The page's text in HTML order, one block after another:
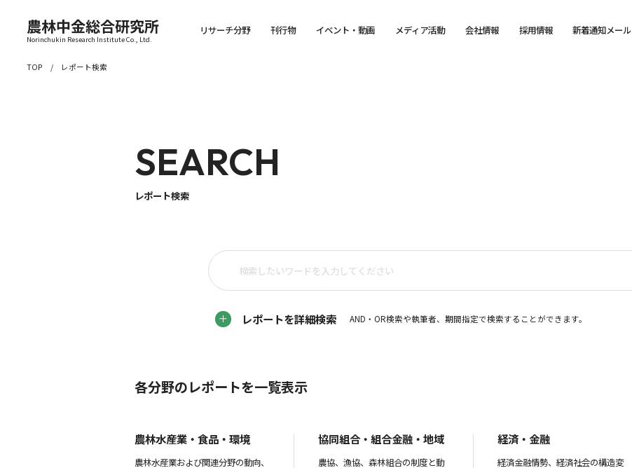
農林中金総合研究所
Norinchukin Research Institute Co., Ltd.
リサーチ分野 刊行物 イベント・動画 メディア活動 会社情報 採用情報 新着通知メール
TOP レポート検索
SEARCH
レポート検索
レポートを詳細検索 AND・OR検索や執筆者、期間指定で検索することができます。
各分野のレポートを一覧表示
農林水産業・食品・環境
農林水産業および関連分野の動向、
協同組合・組合金融・地域
農協、漁協、森林組合の制度と動
経済・金融
経済金融情勢、経済社会の構造変